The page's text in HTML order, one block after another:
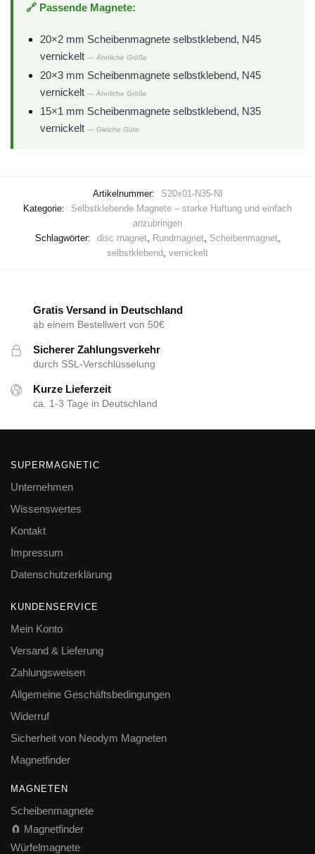
🔗 Passende Magnete:
20×2 mm Scheibenmagnete selbstklebend, N45
vernickelt — Ähnliche Größe
20×3 mm Scheibenmagnete selbstklebend, N45
vernickelt — Ähnliche Größe
15×1 mm Scheibenmagnete selbstklebend, N35
vernickelt — Gleiche Güte
Artikelnummer:
S20x01-N35-NI
Kategorie:
Selbstklebende Magnete – starke Haftung und einfach
anzubringen
Schlagwörter:
disc magnet, Rundmagnet, Scheibenmagnet,
selbstklebend, vernickelt
Gratis Versand in Deutschland
ab einem Bestellwert von 50€
Sicherer Zahlungsverkehr
durch SSL-Verschlüsselung
Kurze Lieferzeit
ca. 1-3 Tage in Deutschland
SUPERMAGNETIC
Unternehmen
Wissenswertes
Kontakt
Impressum
Datenschutzerklärung
KUNDENSERVICE
Mein Konto
Versand & Lieferung
Zahlungsweisen
Allgemeine Geschäftsbedingungen
Widerruf
Sicherheit von Neodym Magneten
Magnetfinder
MAGNETEN
Scheibenmagnete
🧲 Magnetfinder
Würfelmagnete